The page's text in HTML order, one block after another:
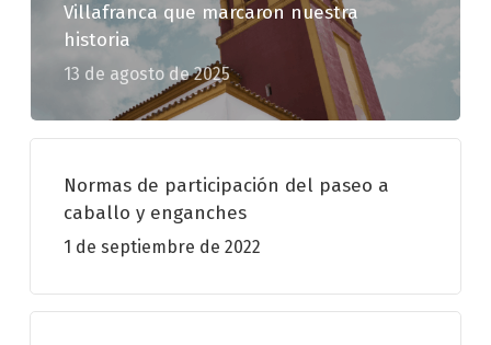
Villafranca que marcaron nuestra
historia
13 de agosto de 2025
Normas de participación del paseo a
caballo y enganches
1 de septiembre de 2022